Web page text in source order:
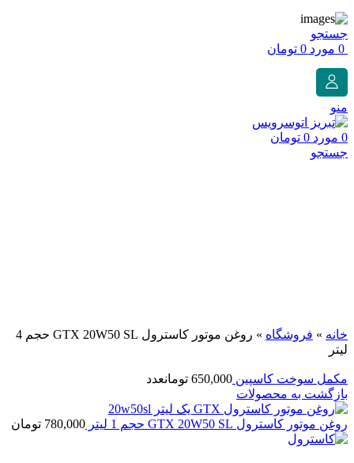
جستجو
0 مورد 0 تومان
منو
0 مورد 0 تومان
جستجو
خانه » فروشگاه »
روغن موتور کاسترول GTX 20W50 SL حجم 4
لیتر
مکمل سوخت کاسپین 650,000 تومانعدد
بازگشت به محصولات
روغن موتور کاسترول GTX 20W50 SL حجم 1 لیتر 780,000 تومان